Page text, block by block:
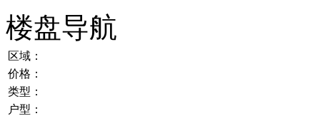
楼盘导航
区域：
价格：
类型：
户型：